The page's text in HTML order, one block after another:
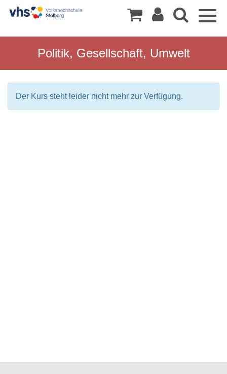
Politik, Gesellschaft, Umwelt
Der Kurs steht leider nicht mehr zur Verfügung.